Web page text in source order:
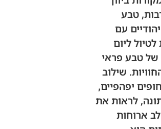
טבע
עם
ליום
של טבע פראי
שילוב
יפהפיים,
לראות את
ארוחות